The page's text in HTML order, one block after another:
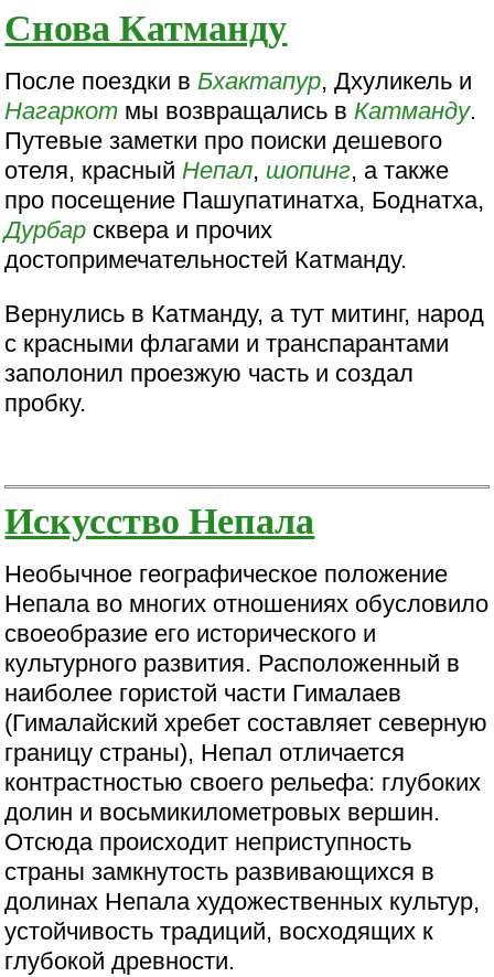
Снова Катманду
После поездки в Бхактапур, Дхуликель и
Нагаркот мы возвращались в Катманду.
Путевые заметки про поиски дешевого
отеля, красный Непал, шопинг, а также
про посещение Пашупатинатха, Боднатха,
Дурбар сквера и прочих
достопримечательностей Катманду.
Вернулись в Катманду, а тут митинг, народ
с красными флагами и транспарантами
заполонил проезжую часть и создал
пробку.
Искусство Непала
Необычное географическое положение
Непала во многих отношениях обусловило
своеобразие его исторического и
культурного развития. Расположенный в
наиболее гористой части Гималаев
(Гималайский хребет составляет северную
границу страны), Непал отличается
контрастностью своего рельефа: глубоких
долин и восьмикилометровых вершин.
Отсюда происходит неприступность
страны замкнутость развивающихся в
долинах Непала художественных культур,
устойчивость традиций, восходящих к
глубокой древности.